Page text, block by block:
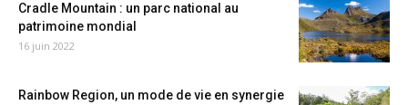
Cradle Mountain : un parc national au
patrimoine mondial
16 juin 2022
Rainbow Region, un mode de vie en synergie